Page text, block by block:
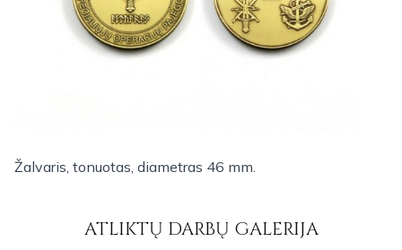
Žalvaris, tonuotas, diametras 46 mm.
ATLIKTŲ DARBŲ GALERIJA